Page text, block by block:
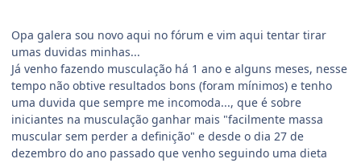
Opa galera sou novo aqui no fórum e vim aqui tentar tirar
umas duvidas minhas...
Já venho fazendo musculação há 1 ano e alguns meses, nesse
tempo não obtive resultados bons (foram mínimos) e tenho
uma duvida que sempre me incomoda..., que é sobre
iniciantes na musculação ganhar mais "facilmente massa
muscular sem perder a definição" e desde o dia 27 de
dezembro do ano passado que venho seguindo uma dieta